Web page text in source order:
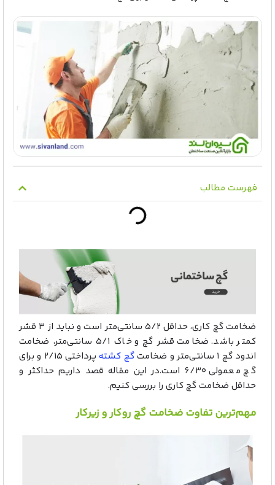
فهرست مطالب
ضخامت گچ‌ کاری، حداقل ۵/۲ سانتی‌متر است و نباید از ۳ قشر
کمتر باشد. ضخامت قشر گچ و خاک ۵/۱ سانتی‌متر، ضخامت
اندود گچ ۱ سانتی‌متر و ضخامت
گچ کشته
پرداختی ۲/۱۵ و برای
گچ معمولی ۶/۳۰ است.در این مقاله قصد داریم حداکثر و
حداقل ضخامت گچ کاری را بررسی کنیم.
مهم‌ترین تفاوت ضخامت گچ روکار و زیرکار